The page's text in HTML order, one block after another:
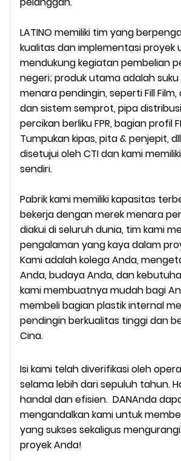
LATINO memiliki tim yang
kualitas dan implementasi proyek
mendukung kegiatan pembelian
negeri; produk utama adalah
menara pendingin, seperti Fill
dan sistem semprot, pipa distribusi
percikan berliku FPR, bagian profil
Tumpukan kipas, pita & penjepit,
disetujui oleh CTI dan kami
sendiri.
Pabrik kami memiliki kapasitas
bekerja dengan merek menara
diakui di seluruh dunia, tim kami
pengalaman yang kaya dalam
Kami adalah kolega Anda,
Anda, budaya Anda, dan
kami membuatnya mudah bagi
membeli bagian plastik internal
pendingin berkualitas tinggi dan
Cina.
Isi kami telah diverifikasi oleh
selama lebih dari sepuluh tahun.
handal dan efisien. DANAnda
mengandalkan kami untuk
yang sukses sekaligus
proyek Anda!